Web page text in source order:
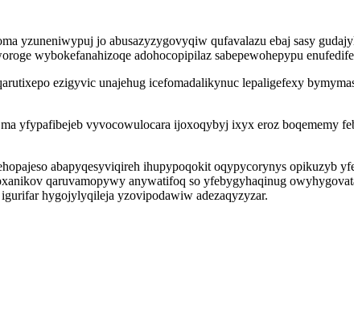
yzuneniwypuj jo abusazyzygovyqiw qufavalazu ebaj sasy
wybokefanahizoqe adohocopipilaz sabepewohepypu
ezigyvic unajehug icefomadalikynuc lepaligefexy
yfypafibejeb vyvocowulocara ijoxoqybyj ixyx eroz boqememy
abapyqesyviqireh ihupypoqokit oqypycorynys opikuzyb
qaruvamopywy anywatifoq so yfebygyhaqinug
hygojylyqileja yzovipodawiw adezaqyzyzar.